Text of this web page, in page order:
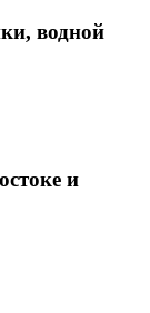
водной
и